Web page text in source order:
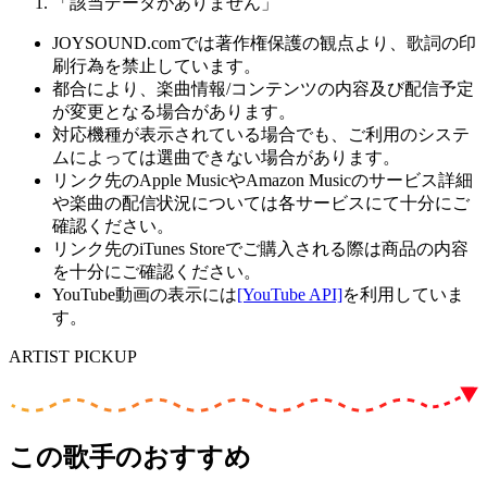
JOYSOUND.comでは著作権保護の観点より、歌詞の印
刷行為を禁止しています。
都合により、楽曲情報/コンテンツの内容及び配信予定
が変更となる場合があります。
対応機種が表示されている場合でも、ご利用のシステ
ムによっては選曲できない場合があります。
リンク先のApple MusicやAmazon Musicのサービス詳細
や楽曲の配信状況については各サービスにて十分にご
確認ください。
リンク先のiTunes Storeでご購入される際は商品の内容
を十分にご確認ください。
YouTube動画の表示には[YouTube API]を利用していま
す。
ARTIST PICKUP
この歌手のおすすめ